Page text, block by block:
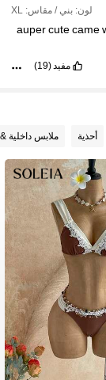
لون: بني / مقاس: XL
aupercutecame
مفيد(19)
أحذية ملابس داخلية